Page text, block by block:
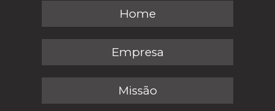
Home
Empresa
Missão